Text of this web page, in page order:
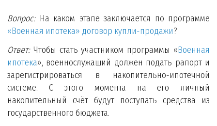
Вопрос:На каком этапе заключается по программе
«Военная ипотека» договор купли-продажи?
Ответ:Чтобы стать участником программы «Военная
ипотека», военнослужащий должен подать рапорт и
зарегистрироваться в накопительно-ипотечной
системе. С этого момента на его личный
накопительный счёт будут поступать средства из
государственного бюджета.